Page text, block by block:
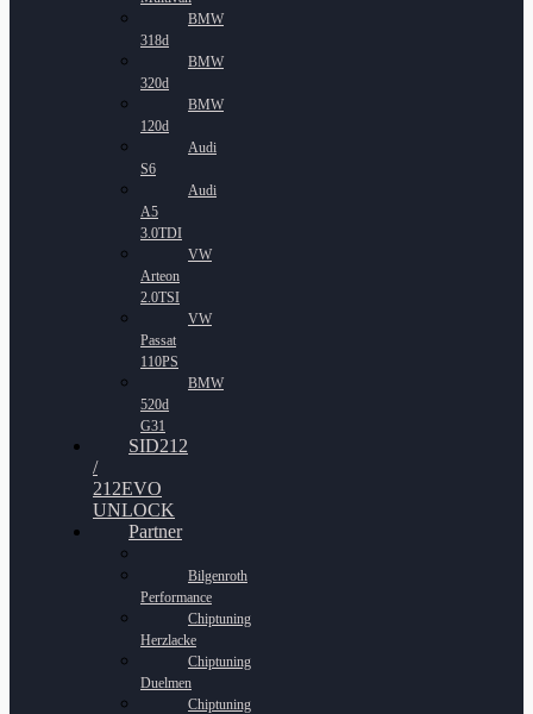
BMW
318d
BMW
320d
BMW
120d
Audi
S6
Audi
A5
3.0TDI
VW
Arteon
2.0TSI
VW
Passat
110PS
BMW
520d
G31
SID212
/
212EVO
UNLOCK
Partner
Bilgenroth
Performance
Chiptuning
Herzlacke
Chiptuning
Duelmen
Chiptuning